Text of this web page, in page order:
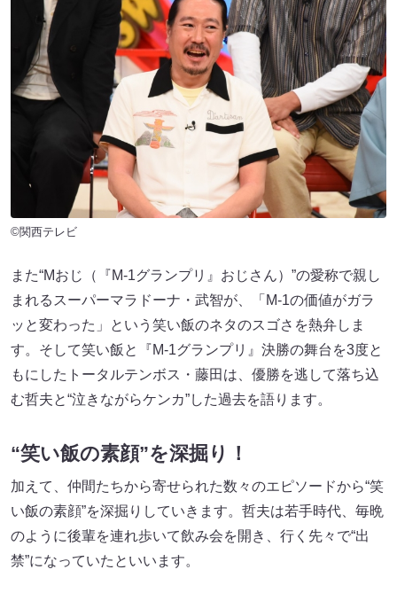
©関西テレビ
また“Mおじ（『M-1グランプリ』おじさん）”の愛称で親し
まれるスーパーマラドーナ・武智が、「M-1の価値がガラ
ッと変わった」という笑い飯のネタのスゴさを熱弁しま
す。そして笑い飯と『M-1グランプリ』決勝の舞台を3度と
もにしたトータルテンボス・藤田は、優勝を逃して落ち込
む哲夫と“泣きながらケンカ”した過去を語ります。
“笑い飯の素顔”を深掘り！
加えて、仲間たちから寄せられた数々のエピソードから“笑
い飯の素顔”を深掘りしていきます。哲夫は若手時代、毎晩
のように後輩を連れ歩いて飲み会を開き、行く先々で“出
禁”になっていたといいます。